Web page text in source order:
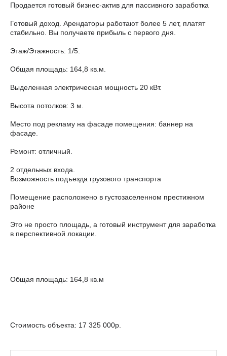
Продается готовый бизнес-актив для пассивного заработка
Готовый доход. Арендаторы работают более 5 лет, платят
стабильно. Вы получаете прибыль с первого дня.
Этаж/Этажность: 1/5.
Общая площадь: 164,8 кв.м.
Выделенная электрическая мощность 20 кВт.
Высота потолков: 3 м.
Место под рекламу на фасаде помещения: баннер на
фасаде.
Ремонт: отличный.
2 отдельных входа.
Возможность подъезда грузового транспорта
Помещение расположено в густозаселенном престижном
районе
Это не просто площадь, а готовый инструмент для заработка
в перспективной локации.
Общая площадь: 164,8 кв.м
Стоимость объекта: 17 325 000р.